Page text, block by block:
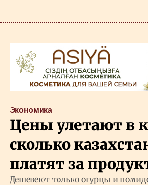
Экономика
Цены улетают в
сколько
платят за
Дешевеют только огурцы и